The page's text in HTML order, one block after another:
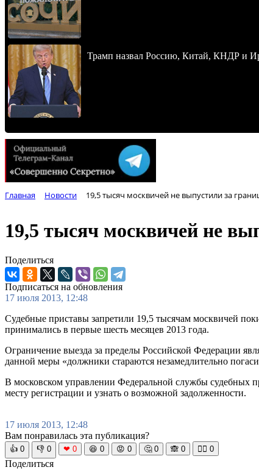
Трамп назвал Россию, Китай, КНДР и
Главная Новости 19,5 тысяч москвичей не выпустили за
19,5 тысяч москвичей не
Поделиться
Подписаться на обновления
17 июля 2013, 12:48
Судебные приставы запретили 19,5 тысячам москвичей
принимались в первые шесть месяцев 2013 года.
Ограничение выезда за пределы Российской Федерации
данной меры «должники стараются незамедлительно
В московском управлении Федеральной службы судебных
месту регистрации и узнать о возможной задолженности.
17 июля 2013, 12:48
Вам понравилась эта публикация?
👍 0 👎 0 ❤ 0 😆 0 😡 0 🤔 0 🙈 0 🧘‍♀️ 0
Поделиться